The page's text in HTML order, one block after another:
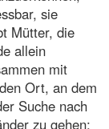
sie
Mütter, die
allein
mit
Ort, an dem
Suche nach
zu gehen;